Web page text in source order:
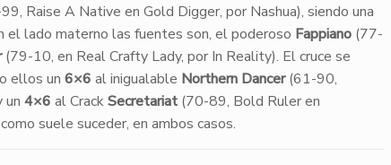
Raise A Native en Gold Digger, por Nashua), siendo una
el lado materno las fuentes son, el poderoso Fappiano(77-
(79-10, en Real Crafty Lady, por In Reality). El cruce se
ellos un 6×6 al inigualable Northern Dancer(61-90,
un 4×6 al CrackSecretariat(70-89, Bold Ruler en
suele suceder, en ambos casos.